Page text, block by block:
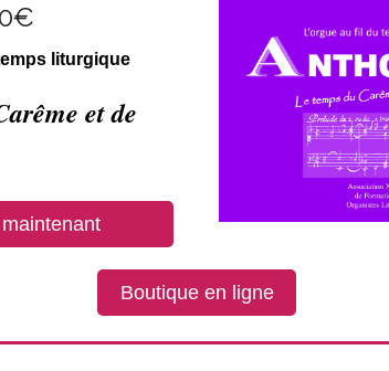
€
liturgique
et de
Boutique en ligne